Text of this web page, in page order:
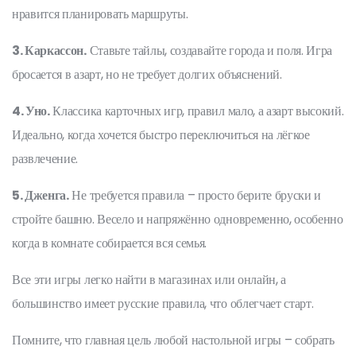
нравится планировать маршруты.
3. Каркассон.Ставьте тайлы, создавайте города и поля. Игра
бросается в азарт, но не требует долгих объяснений.
4. Уно.Классика карточных игр, правил мало, а азарт высокий.
Идеально, когда хочется быстро переключиться на лёгкое
развлечение.
5. Дженга.Не требуется правила – просто берите бруски и
стройте башню. Весело и напряжённо одновременно, особенно
когда в комнате собирается вся семья.
Все эти игры легко найти в магазинах или онлайн, а
большинство имеет русские правила, что облегчает старт.
Помните, что главная цель любой настольной игры – собрать